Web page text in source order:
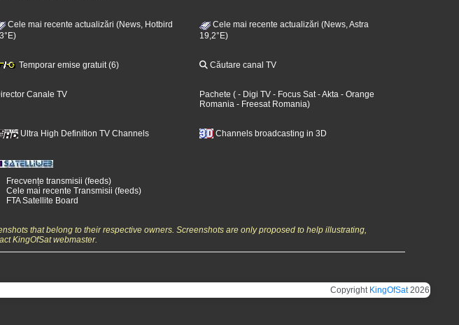
Cele mai recente actualizări (News, Hotbird
Cele mai recente actualizări (News, Astra
19,2°E)
Temporar emise gratuit (6) Căutare canal TV
Canale TV Pachete (- Digi TV - Focus Sat - Akta - Orange
Romania - Freesat Romania)
Ultra High Definition TV Channels Channels broadcasting in 3D
Frecvențe transmisii (feeds)
Cele mai recente Transmisii (feeds)
FTA Satellite Board
that belong to their respective owners. Screenshots are only proposed to help illustrating,
KingOfSat webmaster.
Copyright KingOfSat2026